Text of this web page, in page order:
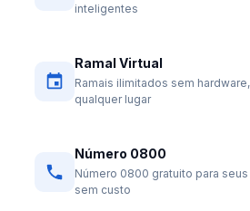
inteligentes
Ramal Virtual
Ramais ilimitados sem
qualquer lugar
Número 0800
Número 0800 gratuito para
sem custo